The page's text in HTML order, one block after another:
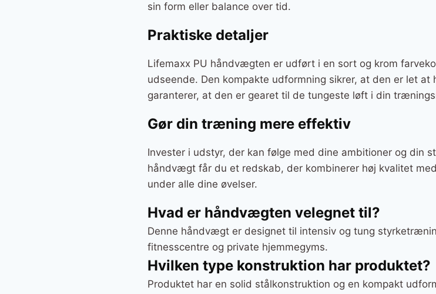
sin form eller balance over tid.
Praktiske detaljer
Lifemaxx PU håndvægten er udført i en sort og krom
udseende. Den kompakte udformning sikrer, at den er let
garanterer, at den er gearet til de tungeste løft i din
Gør din træning mere effektiv
Invester i udstyr, der kan følge med dine ambitioner og din
håndvægt får du et redskab, der kombinerer høj kvalitet
under alle dine øvelser.
Hvad er håndvægten velegnet til?
Denne håndvægt er designet til intensiv og tung
fitnesscentre og private hjemmegyms.
Hvilken type konstruktion har produktet?
Produktet har en solid stålkonstruktion og en kompakt